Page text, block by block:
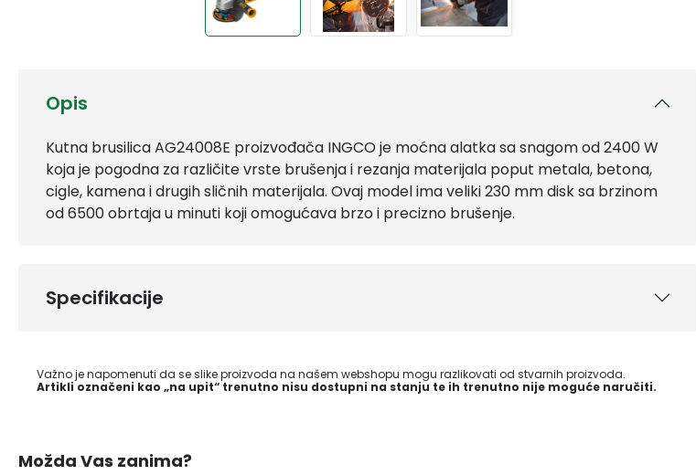
Opis
Kutna brusilica AG24008E proizvođača INGCO je moćna alatka sa snagom od 2400 W
koja je pogodna za različite vrste brušenja i rezanja materijala poput metala, betona,
cigle, kamena i drugih sličnih materijala. Ovaj model ima veliki 230 mm disk sa brzinom
od 6500 obrtaja u minuti koji omogućava brzo i precizno brušenje.
Specifikacije
Važno je napomenuti da se slike proizvoda na našem webshopu mogu razlikovati od stvarnih proizvoda.
Artikli označeni kao „na upit“ trenutno nisu dostupni na stanju te ih trenutno nije moguće naručiti.
Možda Vas zanima?